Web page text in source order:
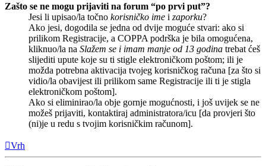
Zašto se ne mogu prijaviti na forum “po prvi put”?
Jesi li upisao/la točno korisničko ime i zaporku?
Ako jesi, dogodila se jedna od dvije moguće stvari: ako si
prilikom Registracije, a COPPA podrška je bila omogućena,
kliknuo/la na Slažem se i imam manje od 13 godina trebat ćeš
slijediti upute koje su ti stigle elektroničkom poštom; ili je
možda potrebna aktivacija tvojeg korisničkog računa [za što si
vidio/la obavijest ili prilikom same Registracije ili ti je stigla
elektroničkom poštom].
Ako si eliminirao/la obje gornje mogućnosti, i još uvijek se ne
možeš prijaviti, kontaktiraj administratora/icu [da provjeri što
(ni)je u redu s tvojim korisničkim računom].
Vrh